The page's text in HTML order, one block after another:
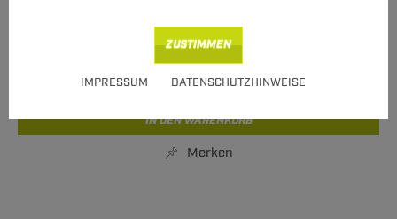
IMPRESSUM DATENSCHUTZHINWEISE
ZUSTIMMEN
Express Lieferung
IN DEN WARENKORB
Merken